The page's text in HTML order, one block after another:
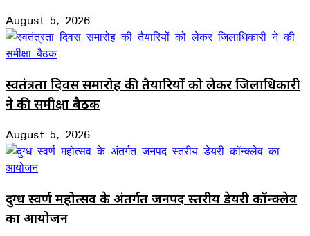
August 5, 2026
स्वतंत्रता दिवस समारोह की तैयारियों को लेकर जिलाधिकारी
ने की समीक्षा बैठक
August 5, 2026
दुग्ध स्वर्ण महोत्सव के अंतर्गत जनपद स्तरीय डेयरी कॉन्क्लेव
का आयोजन